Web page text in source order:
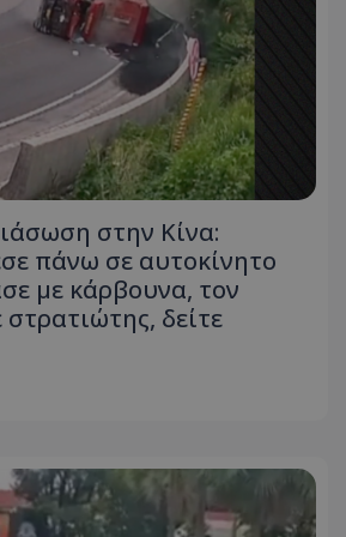
στην Κίνα:
πάνω σε αυτοκίνητο
με κάρβουνα, τον
δείτε
Microsoft Corporation